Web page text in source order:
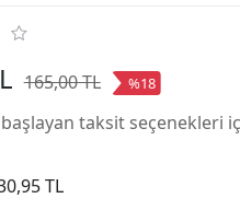
165,00 TL %18
taksit seçenekleri
TL